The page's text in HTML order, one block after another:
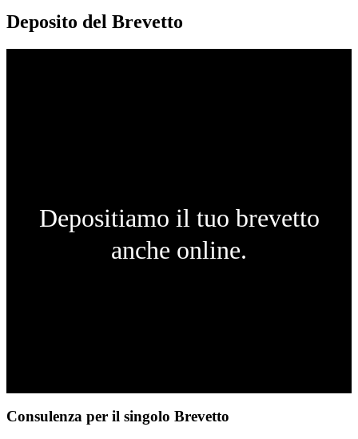
Deposito del Brevetto
Depositiamo il tuo brevetto
anche online.
Consulenza per il singolo Brevetto